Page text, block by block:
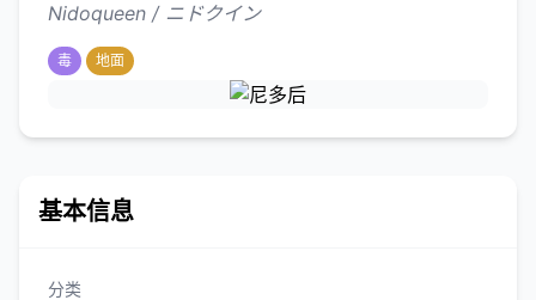
Nidoqueen / ニドクイン
毒 地面
基本信息
分类